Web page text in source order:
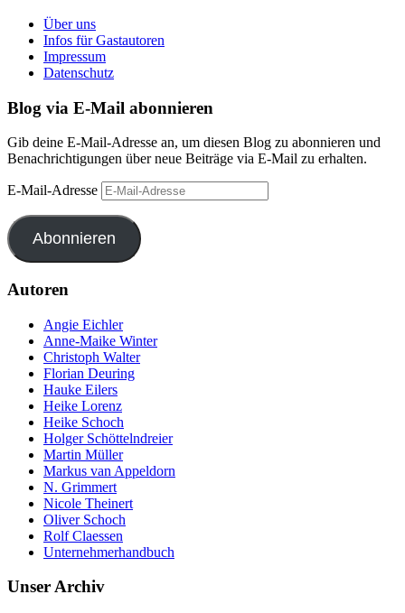
Über uns
Infos für Gastautoren
Impressum
Datenschutz
Blog via E-Mail abonnieren
Gib deine E-Mail-Adresse an, um diesen Blog zu abonnieren und
Benachrichtigungen über neue Beiträge via E-Mail zu erhalten.
E-Mail-Adresse
Abonnieren
Autoren
Angie Eichler
Anne-Maike Winter
Christoph Walter
Florian Deuring
Hauke Eilers
Heike Lorenz
Heike Schoch
Holger Schöttelndreier
Martin Müller
Markus van Appeldorn
N. Grimmert
Nicole Theinert
Oliver Schoch
Rolf Claessen
Unternehmerhandbuch
Unser Archiv